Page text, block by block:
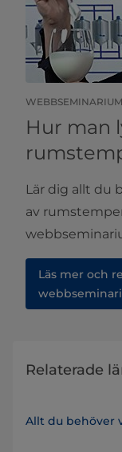
WEBBSEMINARIUM
Hur man
Lär dig allt du
av
Läs mer och
Relaterade
Allt du behöver